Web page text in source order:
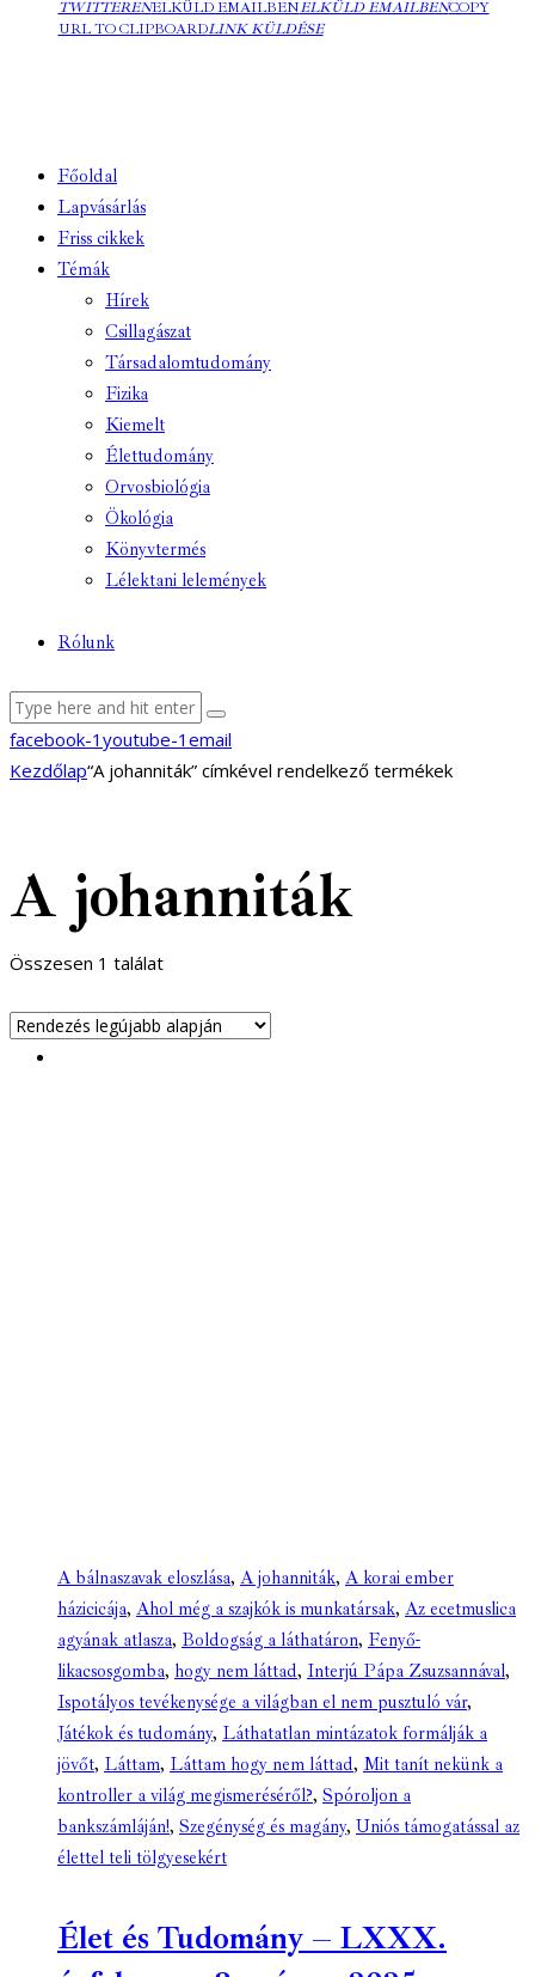
TWITTERENELKÜLD EMAILBENELKÜLD EMAILBENCOPY
URL TO CLIPBOARDLINK KÜLDÉSE
Főoldal
Lapvásárlás
Friss cikkek
Témák
Hírek
Csillagászat
Társadalomtudomány
Fizika
Kiemelt
Élettudomány
Orvosbiológia
Ökológia
Könyvtermés
Lélektani lelemények
Rólunk
facebook-1 youtube-1 email
Kezdőlap“A johanniták” címkével rendelkező termékek
A johanniták
Összesen 1 találat
A bálnaszavak eloszlása, A johanniták, A korai ember
házicicája, Ahol még a szajkók is munkatársak, Az ecetmuslica
agyának atlasza, Boldogság a láthatáron, Fenyő-
likacsosgomba, hogy nem láttad, Interjú Pápa Zsuzsannával,
Ispotályos tevékenysége a világban el nem pusztuló vár,
Játékok és tudomány, Láthatatlan mintázatok formálják a
jövőt, Láttam, Láttam hogy nem láttad, Mit tanít nekünk a
kontroller a világ megismeréséről?, Spóroljon a
bankszámláján!, Szegénység és magány, Uniós támogatással az
élettel teli tölgyesekért
Élet és Tudomány – LXXX.